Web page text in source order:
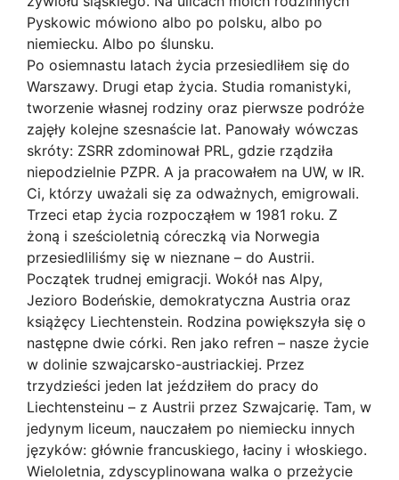
Pyskowic mówiono albo po polsku, albo po
niemiecku. Albo po ślunsku.
Po osiemnastu latach życia przesiedliłem się do
Warszawy. Drugi etap życia. Studia romanistyki,
tworzenie własnej rodziny oraz pierwsze podróże
zajęły kolejne szesnaście lat. Panowały wówczas
skróty: ZSRR zdominował PRL, gdzie rządziła
niepodzielnie PZPR. A ja pracowałem na UW, w IR.
Ci, którzy uważali się za odważnych, emigrowali.
Trzeci etap życia rozpocząłem w 1981 roku. Z
żoną i sześcioletnią córeczką via Norwegia
przesiedliliśmy się w nieznane – do Austrii.
Początek trudnej emigracji. Wokół nas Alpy,
Jezioro Bodeńskie, demokratyczna Austria oraz
książęcy Liechtenstein. Rodzina powiększyła się o
następne dwie córki. Ren jako refren – nasze życie
w dolinie szwajcarsko-austriackiej. Przez
trzydzieści jeden lat jeździłem do pracy do
Liechtensteinu – z Austrii przez Szwajcarię. Tam, w
jedynym liceum, nauczałem po niemiecku innych
języków: głównie francuskiego, łaciny i włoskiego.
Wieloletnia, zdyscyplinowana walka o przeżycie